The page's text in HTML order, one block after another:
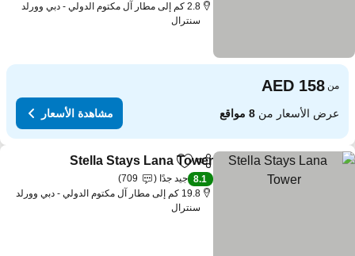
2.8 كم إلى مطار آل مكتوم الدولي - دبي وورلد
سنترال
من
عرض الأسعار من8 مواقع مشاهدة الأسعار
مشاركةAdd to favorites
Stella Stays Lana Tower
8.1 جيد جدًا
709
19.8 كم إلى مطار آل مكتوم الدولي - دبي وورلد
سنترال